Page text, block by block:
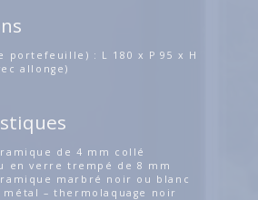
portefeuille) : L 180 x P 95 x H
allonge)
de 4 mm collé
en verre trempé de 8 mm
marbré noir ou blanc
métal – thermolaquage noir